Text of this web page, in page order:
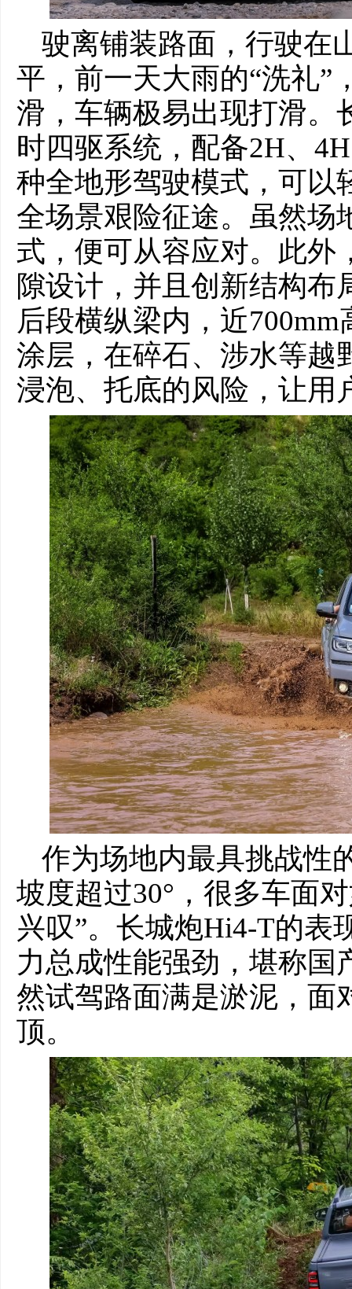
驶离铺装路面，行驶在
平，前一天大雨的“洗礼”
滑，车辆极易出现打滑。
时四驱系统，配备2H、
种全地形驾驶模式，可以
全场景艰险征途。虽然场
式，便可从容应对。此外
隙设计，并且创新结构布
后段横纵梁内，近
涂层，在碎石、涉水等越
浸泡、托底的风险，让用
作为场地内最具挑战性
坡度超过30°，很多车面
兴叹”。长城炮Hi4-T的表
力总成性能强劲，堪称国
然试驾路面满是淤泥，面
顶。